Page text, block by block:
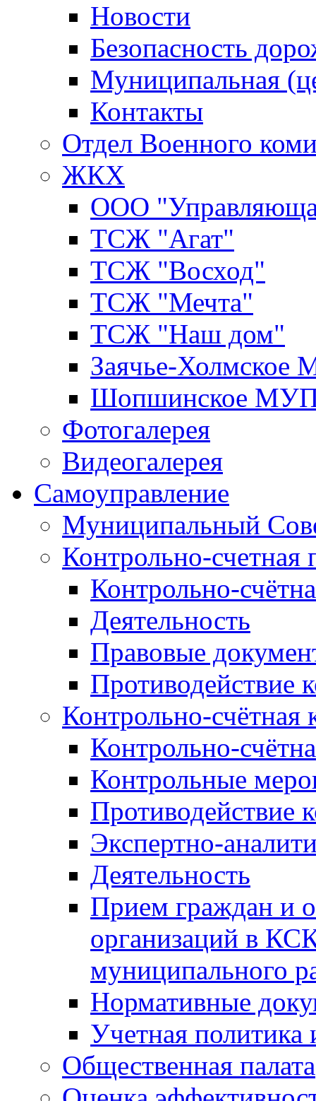
Новости
Безопасность
Муниципальная
Контакты
Отдел Военного
ЖКХ
ООО
ТСЖ "Агат"
ТСЖ "Восход"
ТСЖ "Мечта"
ТСЖ "Наш дом"
Заячье-
Шопшинское
Фотогалерея
Видеогалерея
Самоуправление
Муниципальный
Контрольно-счетная
Контрольно-
Деятельность
Правовые
Противодействие
Контрольно-счётная
Контрольно-
Контрольные
Противодействие
Экспертно-
Деятельность
Прием граждан и
организаций в
муниципального
Нормативные
Учетная политика
Общественная палата